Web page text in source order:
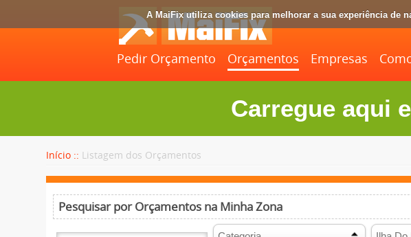
A MaiFix utiliza cookies para melhorar a sua experiência de
Pedir Orçamento Orçamentos Empresas
Carregue aqui
Início :: Listagem dos Orçamentos
Pesquisar por Orçamentos na Minha Zona